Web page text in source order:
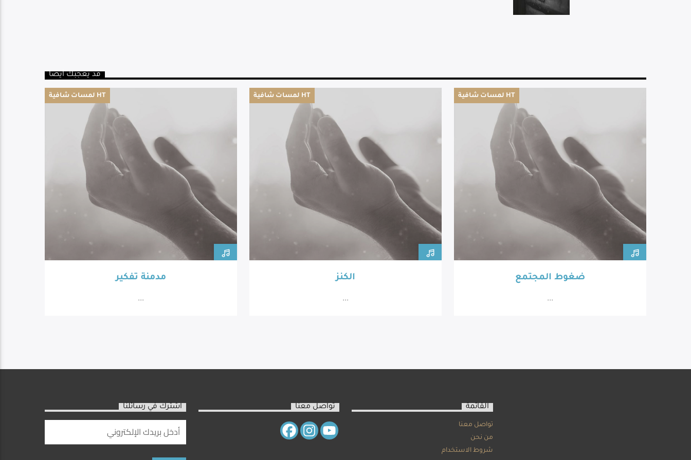
قد يعجبك أيضا
لمسات شافية HT
مدمنة تفكير
...
لمسات شافية HT
الكنز
...
لمسات شافية HT
ضغوط المجتمع
...
اشترك في رسائلنا تواصل معنا القائمة
تواصل معنا
من نحن
شروط الاستخدام